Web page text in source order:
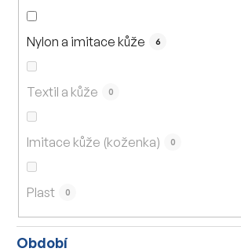
Nylon a imitace kůže 6
Textil a kůže 0
Imitace kůže (koženka) 0
Plast 0
Období